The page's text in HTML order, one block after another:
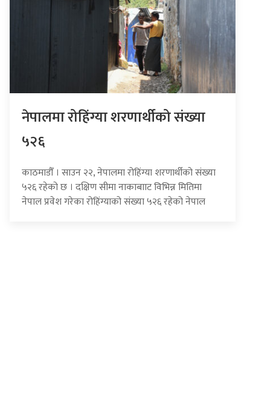
नेपालमा रोहिंग्या शरणार्थीको संख्या
५२६
काठमाडौँ । साउन २२, नेपालमा रोहिंग्या शरणार्थीको संख्या
५२६ रहेको छ । दक्षिण सीमा नाकाबााट विभिन्न मितिमा
नेपाल प्रवेश गरेका रोहिंग्याको संख्या ५२६ रहेको नेपाल